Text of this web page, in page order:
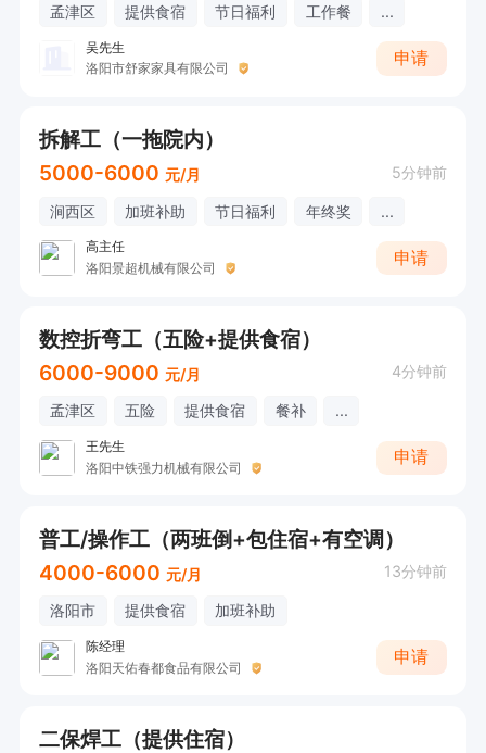
孟津区 提供食宿 节日福利 工作餐 ...
吴先生
洛阳市舒家家具有限公司
申请
拆解工（一拖院内）
5000-6000 元/月 5分钟前
涧西区 加班补助 节日福利 年终奖 ...
高主任
洛阳景超机械有限公司
申请
数控折弯工（五险+提供食宿）
6000-9000 元/月 4分钟前
孟津区 五险 提供食宿 餐补 ...
王先生
洛阳中铁强力机械有限公司
申请
普工/操作工（两班倒+包住宿+有空调）
4000-6000 元/月 13分钟前
洛阳市 提供食宿 加班补助
陈经理
洛阳天佑春都食品有限公司
申请
二保焊工（提供住宿）